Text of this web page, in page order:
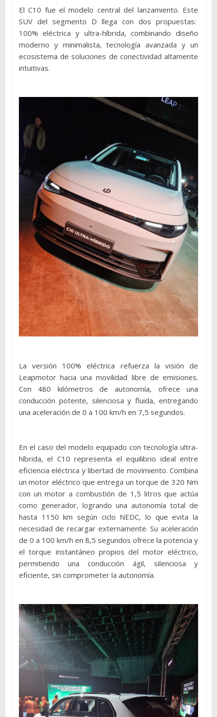
El C10 fue el modelo central del lanzamiento. Este
SUV del segmento D llega con dos propuestas:
100% eléctrica y ultra-híbrida, combinando diseño
moderno y minimalista, tecnología avanzada y un
ecosistema de soluciones de conectividad altamente
intuitivas.
La versión 100% eléctrica refuerza la visión de
Leapmotor hacia una movilidad libre de emisiones.
Con 480 kilómetros de autonomía, ofrece una
conducción potente, silenciosa y fluida, entregando
una aceleración de 0 a 100 km/h en 7,5 segundos.
En el caso del modelo equipado con tecnología ultra-
híbrida, el C10 representa el equilibrio ideal entre
eficiencia eléctrica y libertad de movimiento. Combina
un motor eléctrico que entrega un torque de 320 Nm
con un motor a combustión de 1,5 litros que actúa
como generador, logrando una autonomía total de
hasta 1150 km según ciclo NEDC, lo que evita la
necesidad de recargar externamente. Su aceleración
de 0 a 100 km/h en 8,5 segundos ofrece la potencia y
el torque instantáneo propios del motor eléctrico,
permitiendo una conducción ágil, silenciosa y
eficiente, sin comprometer la autonomía.